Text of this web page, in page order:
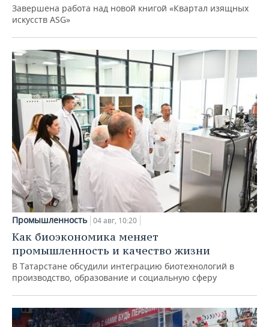
Завершена работа над новой книгой «Квартал изящных
искусств ASG»
Промышленность 04 авг, 10:20
Как биоэкономика меняет
промышленность и качество жизни
В Татарстане обсудили интеграцию биотехнологий в
производство, образование и социальную сферу